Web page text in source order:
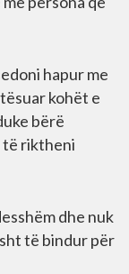
hapur me
kohët e
bërë
të riktheni
dhe nuk
të bindur për